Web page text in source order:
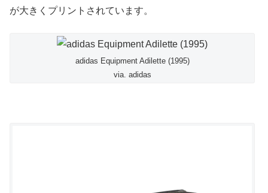
が大きくプリントされています。
adidas Equipment Adilette (1995)
via. adidas